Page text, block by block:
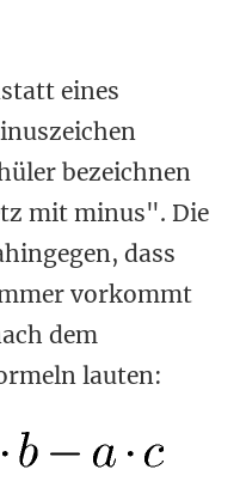
eines
bezeichnen
mit minus". Die
dass
vorkommt
dem
lauten: